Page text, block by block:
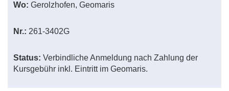
Wo: Gerolzhofen, Geomaris
Nr.: 261-3402G
Status: Verbindliche Anmeldung nach Zahlung der
Kursgebühr inkl. Eintritt im Geomaris.